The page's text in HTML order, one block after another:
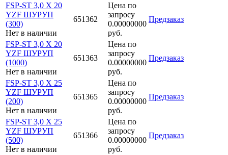
FSP-ST 3,0 X 20
YZF ШУРУП
(300)
Нет в наличии
651362
Цена по
запросу
0.00000000
руб.
Предзаказ
FSP-ST 3,0 X 20
YZF ШУРУП
(1000)
Нет в наличии
651363
Цена по
запросу
0.00000000
руб.
Предзаказ
FSP-ST 3,0 X 25
YZF ШУРУП
(200)
Нет в наличии
651365
Цена по
запросу
0.00000000
руб.
Предзаказ
FSP-ST 3,0 X 25
YZF ШУРУП
(500)
Нет в наличии
651366
Цена по
запросу
0.00000000
руб.
Предзаказ